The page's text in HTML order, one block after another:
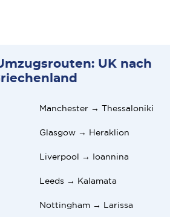
UK nach
Manchester → Thessaloniki
Glasgow → Heraklion
Liverpool → Ioannina
Leeds → Kalamata
Nottingham → Larissa